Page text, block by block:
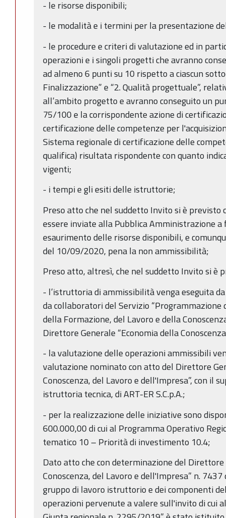
- le risorse disponibili;
- le modalità e i termini per la presentazione
- le procedure e criteri di valutazione ed in
operazioni e i singoli progetti che avranno
ad almeno 6 punti su 10 rispetto a ciascun
Finalizzazione” e “2. Qualità progettuale”,
all’ambito progetto e avranno conseguito un
75/100 e la corrispondente azione di
certificazione delle competenze per
Sistema regionale di certificazione delle
qualifica) risultata rispondente con quanto
vigenti;
- i tempi e gli esiti delle istruttorie;
Preso atto che nel suddetto Invito si è previsto
essere inviate alla Pubblica Amministrazione
esaurimento delle risorse disponibili, e
del 10/09/2020, pena la non ammissibilità;
Preso atto, altresì, che nel suddetto Invito si è
- l’istruttoria di ammissibilità venga eseguita
da collaboratori del Servizio
della Formazione, del Lavoro e della
Direttore Generale “Economia della
- la valutazione delle operazioni ammissibili
valutazione nominato con atto del Direttore
Conoscenza, del Lavoro e dell'Impresa”, con il
istruttoria tecnica, di ART-ER S.C.p.A.;
- per la realizzazione delle iniziative sono
600.000,00 di cui al Programma Operativo
tematico 10 – Priorità di investimento 10.4;
Dato atto che con determinazione del Direttore
Conoscenza, del Lavoro e dell'Impresa” n.
gruppo di lavoro istruttorio e dei componenti
operazioni pervenute a valere sull'invito di cui